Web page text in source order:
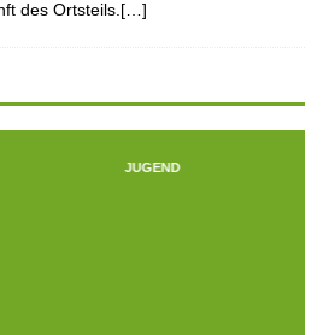
des Ortsteils.[…]
JUGEND